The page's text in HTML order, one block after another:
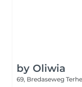
by Oliwia
69, Bredaseweg